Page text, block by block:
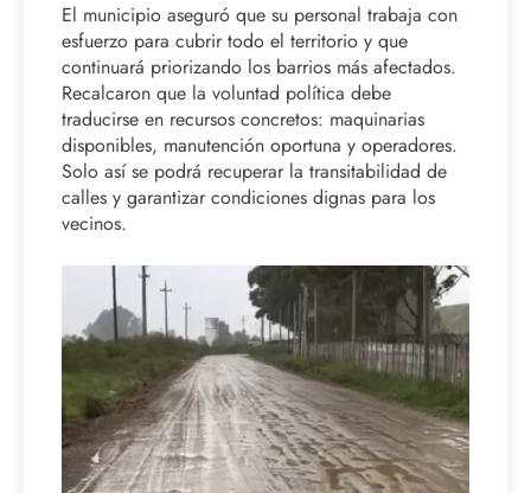
El municipio aseguró que su personal trabaja con
esfuerzo para cubrir todo el territorio y que
continuará priorizando los barrios más afectados.
Recalcaron que la voluntad política debe
traducirse en recursos concretos: maquinarias
disponibles, manutención oportuna y operadores.
Solo así se podrá recuperar la transitabilidad de
calles y garantizar condiciones dignas para los
vecinos.